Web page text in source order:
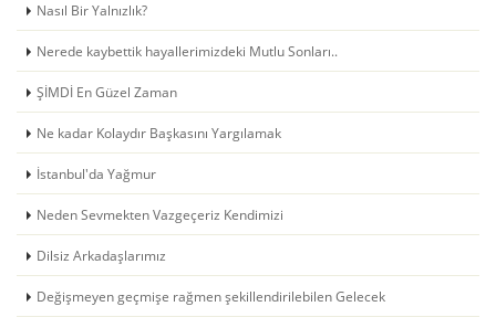
Nasıl Bir Yalnızlık?
Nerede kaybettik hayallerimizdeki Mutlu Sonları..
ŞİMDİ En Güzel Zaman
Ne kadar Kolaydır Başkasını Yargılamak
İstanbul'da Yağmur
Neden Sevmekten Vazgeçeriz Kendimizi
Dilsiz Arkadaşlarımız
Değişmeyen geçmişe rağmen şekillendirilebilen Gelecek